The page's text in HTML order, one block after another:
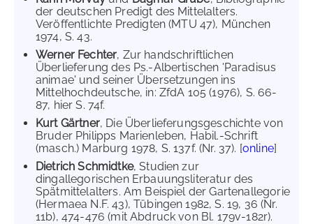
der deutschen Predigt des Mittelalters.
Veröffentlichte Predigten (MTU 47), München
1974, S. 43.
Werner Fechter, Zur handschriftlichen
Überlieferung des Ps.-Albertischen 'Paradisus
animae' und seiner Übersetzungen ins
Mittelhochdeutsche, in: ZfdA 105 (1976), S. 66-
87, hier S. 74f.
Kurt Gärtner, Die Überlieferungsgeschichte von
Bruder Philipps Marienleben, Habil.-Schrift
(masch.) Marburg 1978, S. 137f. (Nr. 37). [online]
Dietrich Schmidtke, Studien zur
dingallegorischen Erbauungsliteratur des
Spätmittelalters. Am Beispiel der Gartenallegorie
(Hermaea N.F. 43), Tübingen 1982, S. 19, 36 (Nr.
11b), 474-476 (mit Abdruck von Bl. 179v-182r).